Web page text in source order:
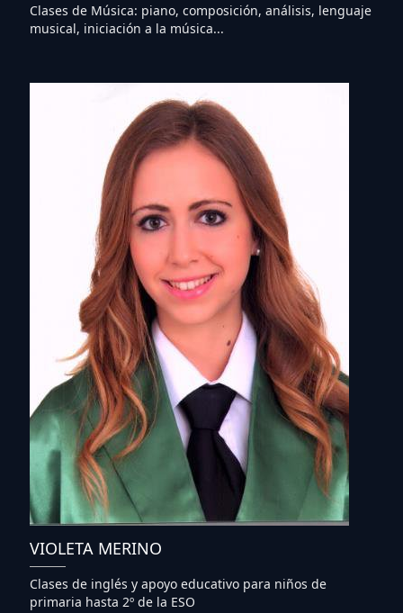
Clases de Música: piano, composición, análisis, lenguaje
musical, iniciación a la música...
VIOLETA MERINO
Clases de inglés y apoyo educativo para niños de
primaria hasta 2º de la ESO